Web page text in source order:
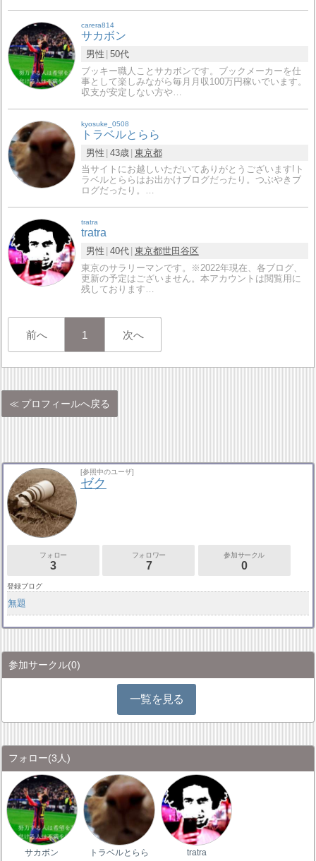
carera814
サカボン
男性 50代
ブッキー職人ことサカボンです。ブックメーカーを仕
事として楽しみながら毎月月収100万円稼いでいます。
収支が安定しない方や…
kyosuke_0508
トラベルとらら
男性 43歳 東京都
当サイトにお越しいただいてありがとうございます!ト
ラベルとららはお出かけブログだったり。つぶやきブ
ログだったり。…
tratra
tratra
男性 40代 東京都世田谷区
東京のサラリーマンです。※2022年現在、各ブログ、
更新の予定はございません。本アカウントは閲覧用に
残しております…
前へ 1 次へ
プロフィールへ戻る
[参照中のユーザ]
ゼク
フォロー
3
フォロワー
7
参加サークル
0
登録ブログ
無題
参加サークル(0)
一覧を見る
フォロー(3人)
サカボン トラベルとらら tratra